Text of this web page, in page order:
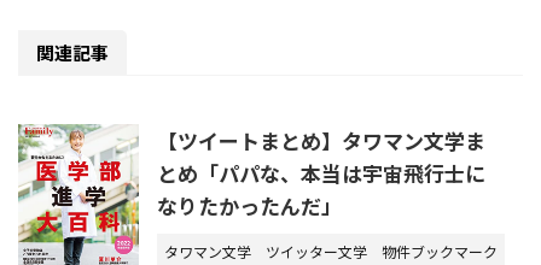
関連記事
【ツイートまとめ】タワマン文学ま
とめ「パパな、本当は宇宙飛行士に
なりたかったんだ」
タワマン文学 ツイッター文学 物件ブックマーク